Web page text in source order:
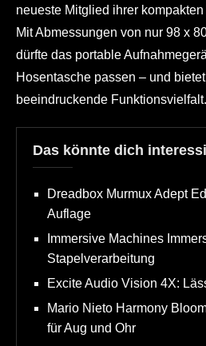
neueste Mitglied ihrer
Mit Abmessungen von nur 98 x
dürfte das portable
Hosentasche passen – und
beeindruckende Funktionsvielfalt.
Das könnte dich
Dreadbox Murmux Adept
Auflage
Immersive Machines
Stapelverarbeitung
Excite Audio Vision 4X:
Mario Nieto Harmony
für Aug und Ohr